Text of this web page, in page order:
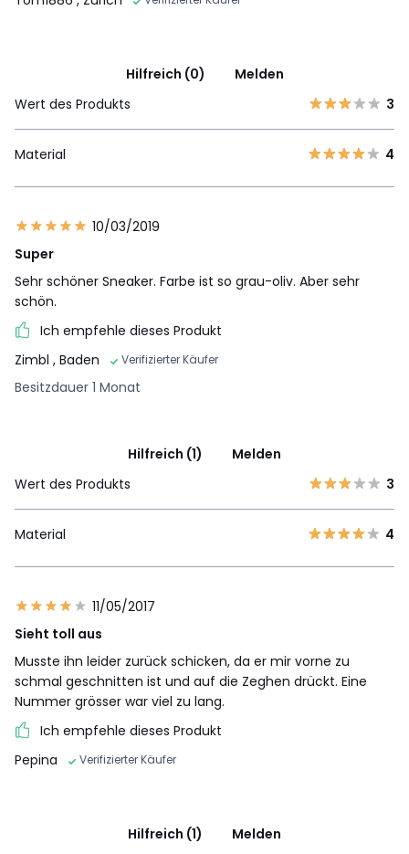
Hilfreich (0)
Melden
Wert des Produkts
3
Material 4
10/03/2019
Super
Sehr schöner Sneaker. Farbe ist so grau-oliv. Aber sehr
schön.
Ich empfehle dieses Produkt
Zimbl , Baden Verifizierter Käufer
Besitzdauer 1 Monat
Hilfreich (1)
Melden
Wert des Produkts
3
Material 4
11/05/2017
Sieht toll aus
Musste ihn leider zurück schicken, da er mir vorne zu
schmal geschnitten ist und auf die Zeghen drückt. Eine
Nummer grösser war viel zu lang.
Ich empfehle dieses Produkt
Pepina
Verifizierter Käufer
Hilfreich (1)
Melden